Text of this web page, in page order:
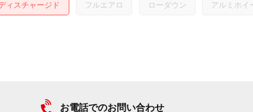
ィスチャージド フルエアロ ローダウン アルミホイ
お電話でのお問い合わせ